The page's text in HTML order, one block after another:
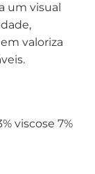
um visual
valoriza
viscose 7%